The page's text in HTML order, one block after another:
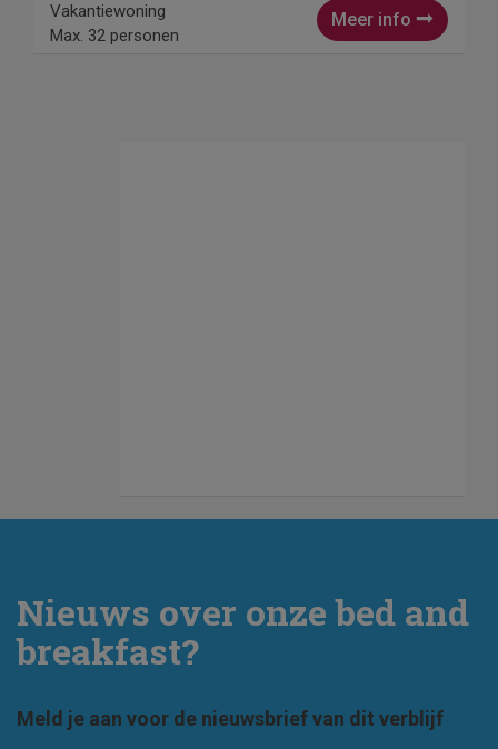
Meer info
Vakantiewoning
Max. 32 personen
Nieuws over onze bed and
breakfast?
Meld je aan voor de nieuwsbrief van dit verblijf